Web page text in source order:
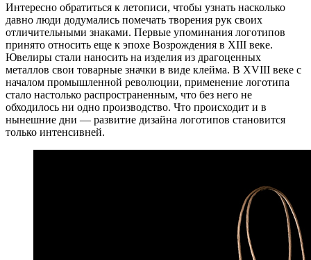
Интересно обратиться к летописи, чтобы узнать насколько
давно люди додумались помечать творения рук своих
отличительными знаками. Первые упоминания логотипов
принято относить еще к эпохе Возрождения в XIII веке.
Ювелиры стали наносить на изделия из драгоценных
металлов свои товарные значки в виде клейма. В XVIII веке с
началом промышленной революции, применение логотипа
стало настолько распространенным, что без него не
обходилось ни одно производство. Что происходит и в
нынешние дни — развитие дизайна логотипов становится
только интенсивней.